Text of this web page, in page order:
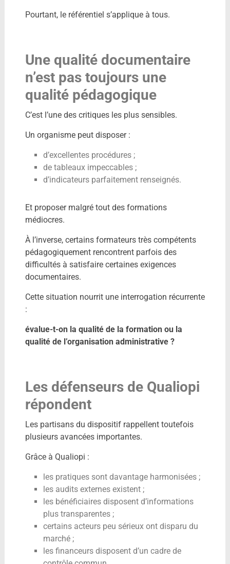
Pourtant, le référentiel s’applique à tous.
Une qualité documentaire
n’est pas toujours une
qualité pédagogique
C’est l’une des critiques les plus sensibles.
Un organisme peut disposer :
d’excellentes procédures ;
de tableaux impeccables ;
d’indicateurs parfaitement renseignés.
Et proposer malgré tout des formations
médiocres.
À l’inverse, certains formateurs très compétents
pédagogiquement rencontrent parfois des
difficultés à satisfaire certaines exigences
documentaires.
Cette situation nourrit une interrogation récurrente
:
évalue-t-on la qualité de la formation ou la
qualité de l’organisation administrative ?
Les défenseurs de Qualiopi
répondent
Les partisans du dispositif rappellent toutefois
plusieurs avancées importantes.
Grâce à Qualiopi :
les pratiques sont davantage harmonisées ;
les audits externes existent ;
les bénéficiaires disposent d’informations
plus transparentes ;
certains acteurs peu sérieux ont disparu du
marché ;
les financeurs disposent d’un cadre de